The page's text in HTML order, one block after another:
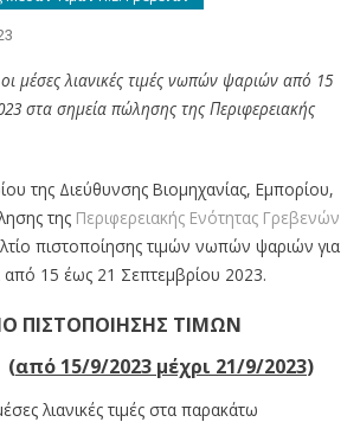
μέσες λιανικές τιμές νωπών ψαριών από 15
στα σημεία πώλησης της Περιφερειακής
της Διεύθυνσης Βιομηχανίας, Εμπορίου,
της Περιφερειακής Ενότητας Γρεβενών
πιστοποίησης τιμών νωπών ψαριών για
από 15 έως 21 Σεπτεμβρίου 2023.
ΠΙΣΤΟΠΟΙΗΣΗΣ ΤΙΜΩΝ
(από 15/9/2023 μέχρι 21/9/2023)
λιανικές τιμές στα παρακάτω